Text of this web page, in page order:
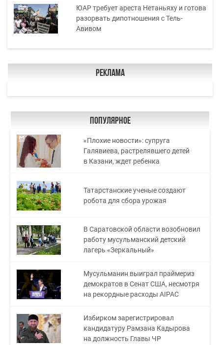
ЮАР требует ареста Нетаньяху и готова
разорвать дипотношения с Тель-
Авивом
Реклама
Популярное
«Плохие новости»: супруга
Галявиева, растрелявшего детей
в Казани, ждет ребенка
Татарстанские ученые создают
робота для сбора урожая
В Саратовской области возобновил
работу мусульманский детский
лагерь «Зеркальный»
Мусульманин выиграл праймериз
демократов в Сенат США, несмотря
на рекордные расходы AIPAC
Избирком зарегистрировал
кандидатуру Рамзана Кадырова
на должность Главы ЧР